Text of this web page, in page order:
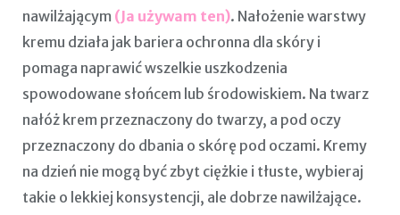
nawilżającym (Ja używam ten). Nałożenie warstwy
kremu działa jak bariera ochronna dla skóry i
pomaga naprawić wszelkie uszkodzenia
spowodowane słońcem lub środowiskiem. Na twarz
nałóż krem przeznaczony do twarzy, a pod oczy
przeznaczony do dbania o skórę pod oczami. Kremy
na dzień nie mogą być zbyt ciężkie i tłuste, wybieraj
takie o lekkiej konsystencji, ale dobrze nawilżające.